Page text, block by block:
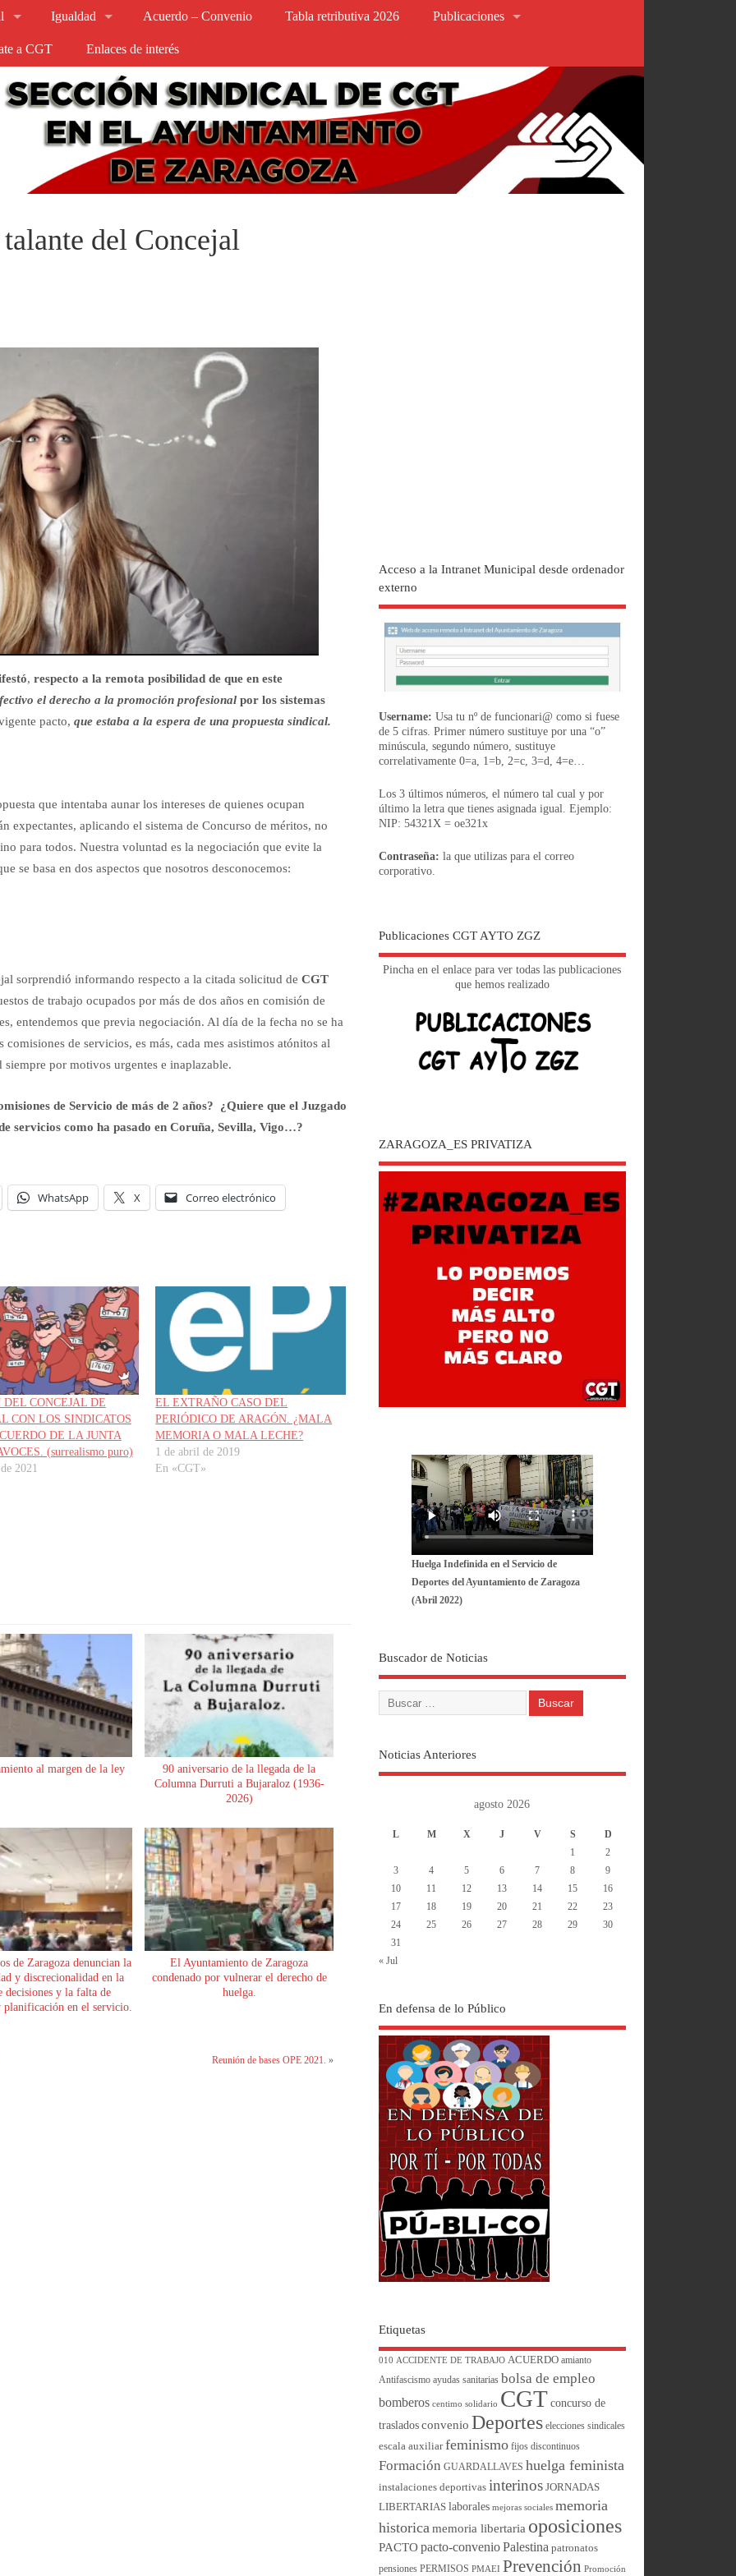
Igualdad Acuerdo – Convenio Tabla retributiva 2026 Publicaciones
a CGT Enlaces de interés
del Concejal
,respecto a la remota posibilidad de que en este
el derecho a la promoción profesional por los sistemas
pacto, que estaba a la espera de una propuesta sindical.
que intentaba aunar los intereses de quienes ocupan
expectantes, aplicando el sistema de Concurso de méritos, no
para todos. Nuestra voluntad es la negociación que evite la
se basa en dos aspectos que nosotros desconocemos:
sorprendió informando respecto a la citada solicitud deCGT
de trabajo ocupados por más de dos años en comisión de
entendemos que previa negociación. Al día de la fecha no se ha
de servicios, es más, cada mes asistimos atónitos al
por motivos urgentes e inaplazable.
de Servicio de más de 2 años? ¿Quiere que el Juzgado
servicios como ha pasado en Coruña, Sevilla, Vigo…?
WhatsApp X Correo electrónico
DEL CONCEJAL DE
CON LOS SINDICATOS
DE LA JUNTA
(surrealismo puro)
2021
EL EXTRAÑO CASO DEL
PERIÓDICO DE ARAGÓN. ¿MALA
MEMORIA O MALA LECHE?
1 de abril de 2019
En «CGT»
al margen de la ley
90 aniversario de la llegada de la
Columna Durruti a Bujaraloz (1936-
2026)
de Zaragoza denuncian la
y discrecionalidad en la
decisiones y la falta de
en el servicio.
El Ayuntamiento de Zaragoza
condenado por vulnerar el derecho de
huelga.
Reunión de bases OPE 2021. »
Acceso a la Intranet Municipal desde ordenador
externo
Username: Usa tu nº de funcionari@ como si fuese
de 5 cifras. Primer número sustituye por una “o”
minúscula, segundo número, sustituye
correlativamente 0=a, 1=b, 2=c, 3=d, 4=e…
Los 3 últimos números, el número tal cual y por
último la letra que tienes asignada igual. Ejemplo:
NIP: 54321X = oe321x
Contraseña: la que utilizas para el correo
corporativo.
Publicaciones CGT AYTO ZGZ
Pincha en el enlace para ver todas las publicaciones
que hemos realizado
ZARAGOZA_ES PRIVATIZA
Huelga Indefinida en el Servicio de
Deportes del Ayuntamiento de Zaragoza
(Abril 2022)
Buscador de Noticias
Noticias Anteriores
agosto 2026
L M X J V S
D
1
2
3
4 5 6 7 8
9
10
11 12 13 14 15
16
17
18 19 20 21 22
23
24
25 26 27 28 29
30
31
« Jul
En defensa de lo Público
Etiquetas
010 ACCIDENTE DE TRABAJO ACUERDO amianto
Antifascismo ayudas sanitarias bolsa de empleo
bomberos centimo solidario CGT concurso de
traslados convenio Deportes elecciones sindicales
escala auxiliar feminismo fijos discontinuos
Formación GUARDALLAVES huelga feminista
instalaciones deportivas interinos JORNADAS
LIBERTARIAS laborales mejoras sociales memoria
historica memoria libertaria oposiciones
PACTO pacto-convenio Palestina patronatos
pensiones PERMISOS PMAEI Prevención Promoción